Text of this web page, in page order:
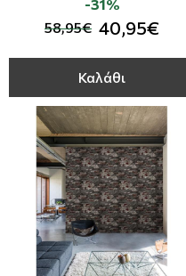
58,95€ 40,95€
-31%
Καλάθι